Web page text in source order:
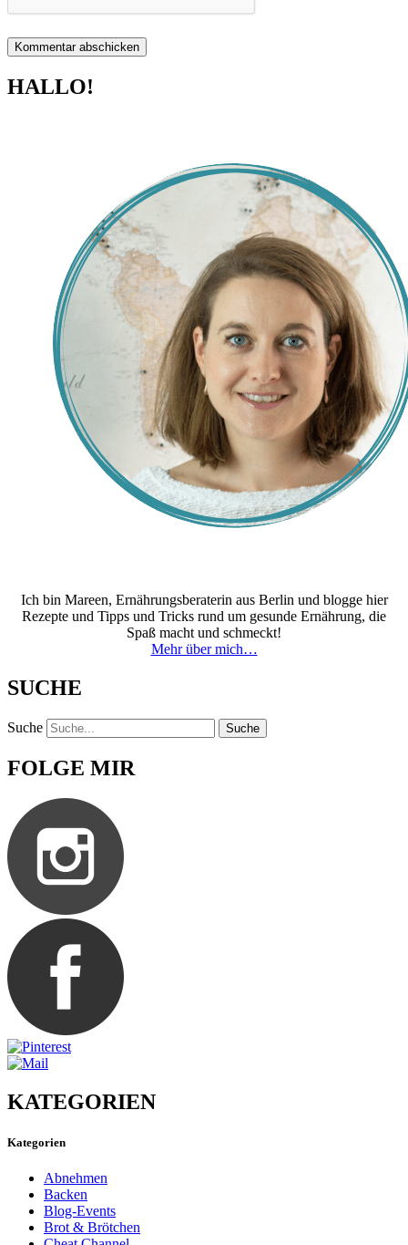
HALLO!
Ich bin Mareen, Ernährungsberaterin aus Berlin und blogge hier
Rezepte und Tipps und Tricks rund um gesunde Ernährung, die
Spaß macht und schmeckt!
Mehr über mich…
SUCHE
Suche Suche
FOLGE MIR
KATEGORIEN
Kategorien
Abnehmen
Backen
Blog-Events
Brot & Brötchen